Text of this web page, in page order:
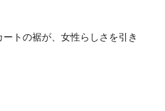
トの裾が、女性らしさを引き